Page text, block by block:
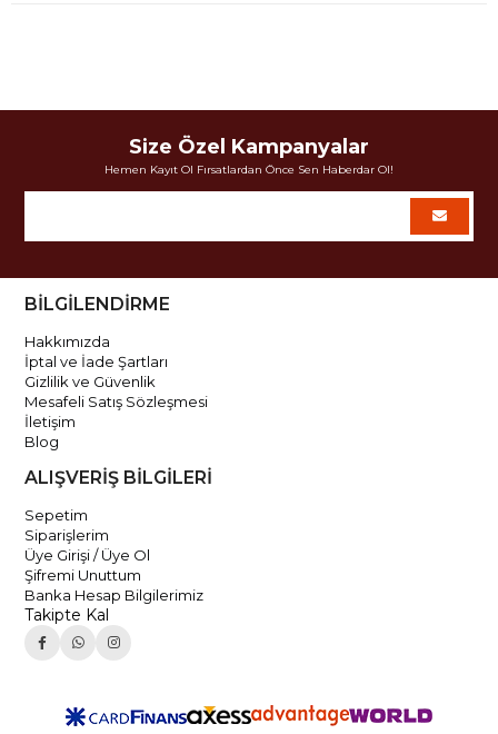
Size Özel Kampanyalar
Hemen Kayıt Ol Fırsatlardan Önce Sen Haberdar Ol!
BİLGİLENDİRME
Hakkımızda
İptal ve İade Şartları
Gizlilik ve Güvenlik
Mesafeli Satış Sözleşmesi
İletişim
Blog
ALIŞVERİŞ BİLGİLERİ
Sepetim
Siparişlerim
Üye Girişi / Üye Ol
Şifremi Unuttum
Banka Hesap Bilgilerimiz
Takipte Kal